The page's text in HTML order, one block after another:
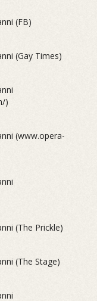
(FB)
(Gay Times)
)
(www.opera-
(The Prickle)
(The Stage)